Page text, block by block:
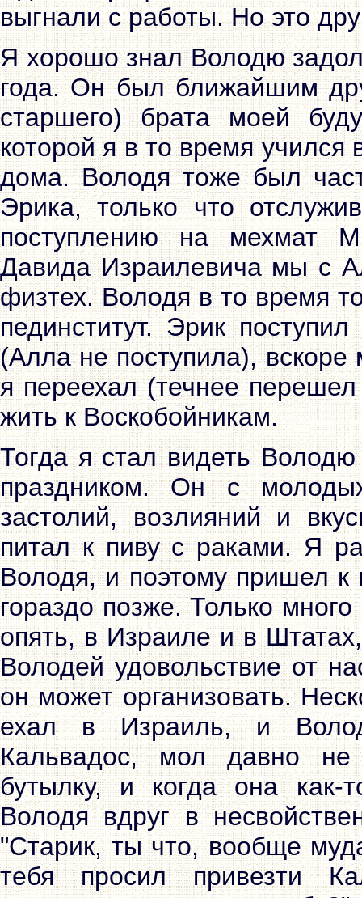
выгнали с работы. Но это
Я хорошо знал Володю
года. Он был ближайшим
старшего) брата моей
которой я в то время
дома. Володя тоже был
Эрика, только что
поступлению на мехмат
Давида Израилевича мы с
физтех. Володя в то время
пединститут. Эрик
(Алла не поступила),
я переехал (течнее
жить к Воскобойникам.
Тогда я стал видеть
праздником. Он с
застолий, возлияний и
питал к пиву с раками. Я
Володя, и поэтому пришел к
гораздо позже. Только
опять, в Израиле и в
Володей удовольствие от
он может организовать.
ехал в Израиль, и
Кальвадос, мол давно
бутылку, и когда она как-
Володя вдруг в
"Старик, ты что, вообще
тебя просил привезти